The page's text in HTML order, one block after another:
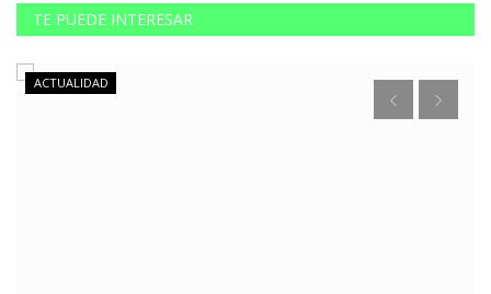
TE PUEDE INTERESAR
ACTUALIDAD